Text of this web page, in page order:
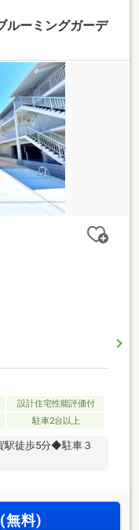
ーミングガーデ
設計住宅性能評価付
駐車2台以上
駅徒歩5分◆駐車３
無料)